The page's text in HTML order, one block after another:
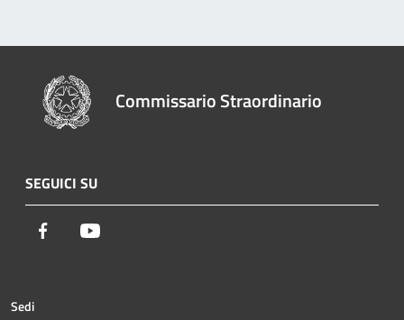
Commissario Straordinario
SEGUICI SU
Facebook
Sedi